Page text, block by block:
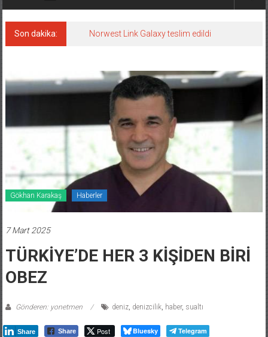
Son dakika: Norwest Link Galaxy teslim edildi
Gökhan Karakaş Haberler
7 Mart 2025
TÜRKİYE’DE HER 3 KİŞİDEN BİRİ
OBEZ
Gönderen: yonetmen deniz, denizcilik, haber, sualtı
Share Share Post Bluesky Telegram